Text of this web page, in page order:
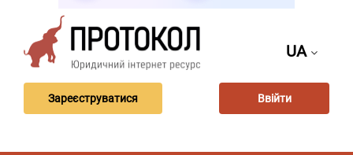
UA
Зареєструватися Ввійти